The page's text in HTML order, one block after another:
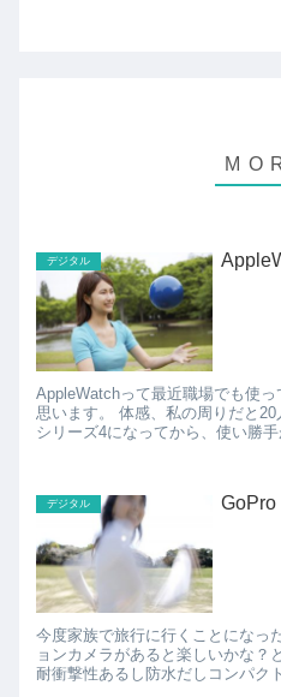
デジタル
AppleWatchって最近職場でも使
思います。 体感、私の周りだと20人に一人くらい？でしょうか。
シリーズ4になってから、使い勝
デジタル GoPro
今度家族で旅行に行くことになっ
ョンカメラがあると楽しいかな？と思っ
耐衝撃性あるし防水だしコンパク